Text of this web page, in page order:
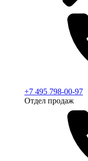
+7 495 798-00-97
Отдел продаж